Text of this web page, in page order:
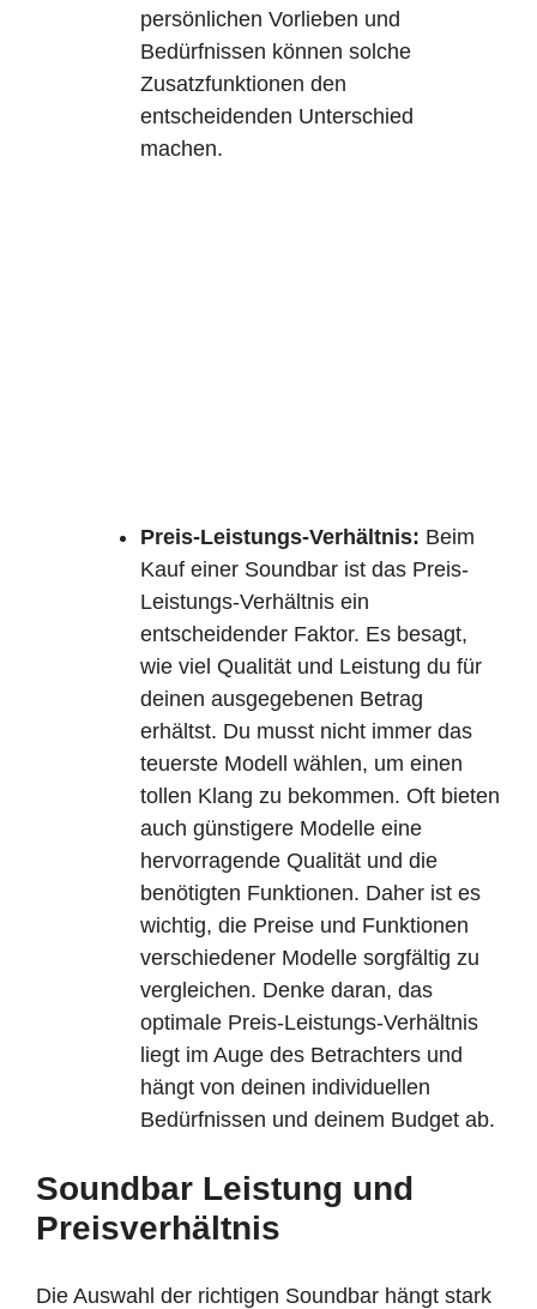
persönlichen Vorlieben und
Bedürfnissen können solche
Zusatzfunktionen den
entscheidenden Unterschied
machen.
Preis-Leistungs-Verhältnis: Beim
Kauf einer Soundbar ist das Preis-
Leistungs-Verhältnis ein
entscheidender Faktor. Es besagt,
wie viel Qualität und Leistung du für
deinen ausgegebenen Betrag
erhältst. Du musst nicht immer das
teuerste Modell wählen, um einen
tollen Klang zu bekommen. Oft bieten
auch günstigere Modelle eine
hervorragende Qualität und die
benötigten Funktionen. Daher ist es
wichtig, die Preise und Funktionen
verschiedener Modelle sorgfältig zu
vergleichen. Denke daran, das
optimale Preis-Leistungs-Verhältnis
liegt im Auge des Betrachters und
hängt von deinen individuellen
Bedürfnissen und deinem Budget ab.
Soundbar Leistung und
Preisverhältnis
Die Auswahl der richtigen Soundbar hängt stark